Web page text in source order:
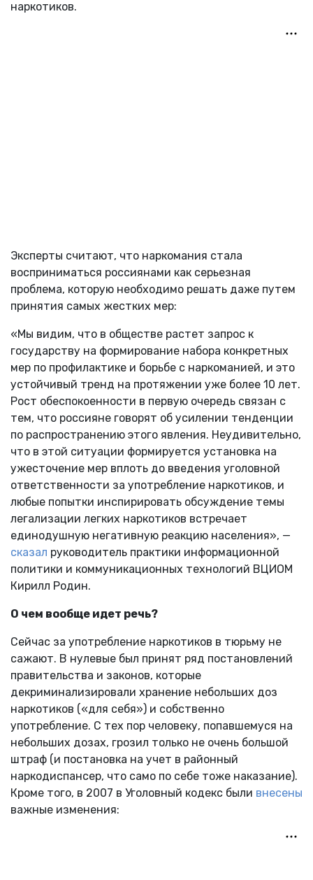
наркотиков.
Эксперты считают, что наркомания стала
восприниматься россиянами как серьезная
проблема, которую необходимо решать даже путем
принятия самых жестких мер:
«Мы видим, что в обществе растет запрос к
государству на формирование набора конкретных
мер по профилактике и борьбе с наркоманией, и это
устойчивый тренд на протяжении уже более 10 лет.
Рост обеспокоенности в первую очередь связан с
тем, что россияне говорят об усилении тенденции
по распространению этого явления. Неудивительно,
что в этой ситуации формируется установка на
ужесточение мер вплоть до введения уголовной
ответственности за употребление наркотиков, и
любые попытки инспирировать обсуждение темы
легализации легких наркотиков встречает
единодушную негативную реакцию населения», —
сказал руководитель практики информационной
политики и коммуникационных технологий ВЦИОМ
Кирилл Родин.
О чем вообще идет речь?
Сейчас за употребление наркотиков в тюрьму не
сажают. В нулевые был принят ряд постановлений
правительства и законов, которые
декриминализировали хранение небольших доз
наркотиков («для себя») и собственно
употребление. С тех пор человеку, попавшемуся на
небольших дозах, грозил только не очень большой
штраф (и постановка на учет в районный
наркодиспансер, что само по себе тоже наказание).
Кроме того, в 2007 в Уголовный кодекс были внесены
важные изменения: